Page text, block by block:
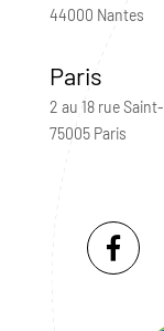
44000 Nantes
Paris
2 au 18 rue
75005 Paris